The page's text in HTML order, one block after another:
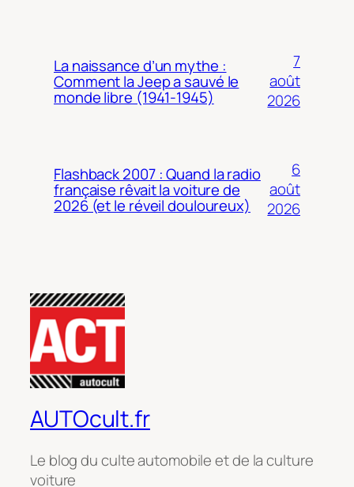
La naissance d’un mythe :
Comment la Jeep a sauvé le
monde libre (1941-1945)
7
août
2026
Flashback 2007 : Quand la radio
française rêvait la voiture de
2026 (et le réveil douloureux)
6
août
2026
AUTOcult.fr
Le blog du culte automobile et de la culture
voiture